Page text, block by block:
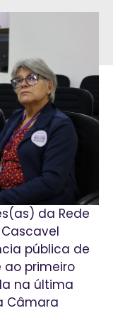
da Rede
pública de
primeiro
na última
Câmara